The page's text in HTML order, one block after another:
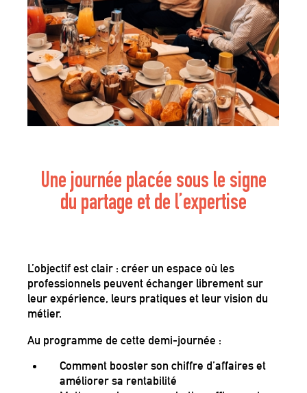
Une journée placée sous le signe
du partage et de l’expertise
L’objectif est clair : créer un espace où les
professionnels peuvent échanger librement sur
leur expérience, leurs pratiques et leur vision du
métier.
Au programme de cette demi-journée :
Comment booster son chiffre d’affaires et
améliorer sa rentabilité